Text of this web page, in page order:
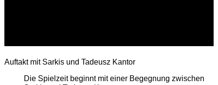
Auftakt mit Sarkis und Tadeusz Kantor
Die Spielzeit beginnt mit einer Begegnung zwischen